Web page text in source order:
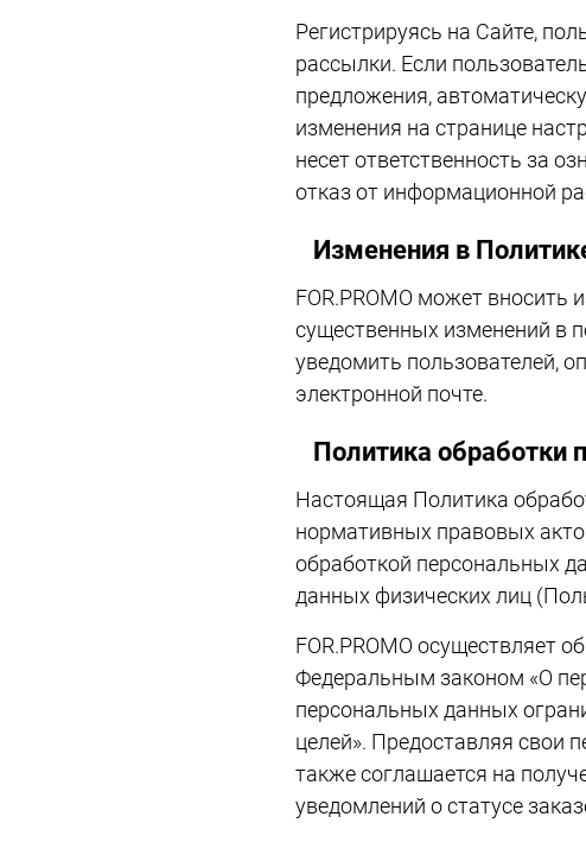
Регистрируясь на Сайте,
рассылки. Если
предложения,
изменения на странице
несет ответственность за
отказ от информационной
Изменения в
FOR.PROMO может
существенных изменений в
уведомить пользователей,
электронной почте.
Политика обработки
Настоящая Политика
нормативных правовых
обработкой персональных
данных физических лиц
FOR.PROMO осуществляет
Федеральным законом «О
персональных данных
целей». Предоставляя свои
также соглашается на
уведомлений о статусе